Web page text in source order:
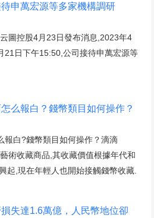
申萬宏源等多家機構調研
圖控股4月23日發布消息,2023年4
日下午15:50,公司接待申萬宏源等
么報白？錢幣類目如何操作？
報白?錢幣類目如何操作？滴滴
術收藏商品,其收藏價值根據年代和
起,現在年輕人也開始接觸錢幣收藏.
失達1.6萬億，人民幣地位卻